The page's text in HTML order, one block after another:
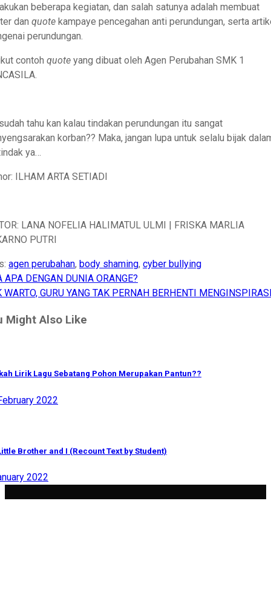
beberapa kegiatan, dan salah satunya adalah membuat
dan quote kampaye pencegahan anti perundungan, serta
perundungan.
contoh quote yang dibuat oleh Agen Perubahan SMK 1
tahu kan kalau tindakan perundungan itu sangat
korban?? Maka, jangan lupa untuk selalu bijak
ya…
ILHAM ARTA SETIADI
LANA NOFELIA HALIMATUL ULMI | FRISKA MARLIA
PUTRI
agen perubahan, body shaming, cyber bullying
APA DENGAN DUNIA ORANGE?
WARTO, GURU YANG TAK PERNAH BERHENTI
Might Also Like
Lirik Lagu Sebatang Pohon Merupakan Pantun??
2022
Brother and I (Recount Text by Student)
2022